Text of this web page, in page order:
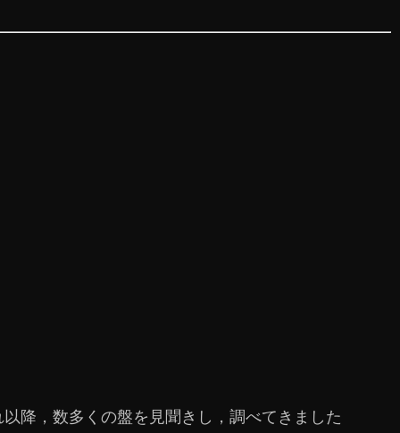
降，数多くの盤を見聞きし，調べてきました